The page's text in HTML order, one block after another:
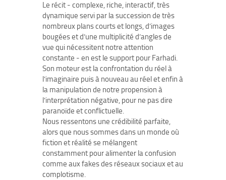
Le récit - complexe, riche, interactif, très
dynamique servi par la succession de très
nombreux plans courts et longs, d’images
bougées et d’une multiplicité d’angles de
vue qui nécessitent notre attention
constante - en est le support pour Farhadi.
Son moteur est la confrontation du réel à
l’imaginaire puis à nouveau au réel et enfin à
la manipulation de notre propension à
l’interprétation négative, pour ne pas dire
paranoïde et conflictuelle.
Nous ressentons une crédibilité parfaite,
alors que nous sommes dans un monde où
fiction et réalité se mélangent
constamment pour alimenter la confusion
comme aux fakes des réseaux sociaux et au
complotisme.